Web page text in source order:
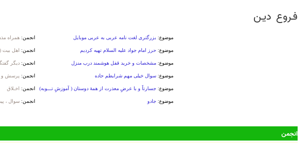
فـروع ديـن
انجمن